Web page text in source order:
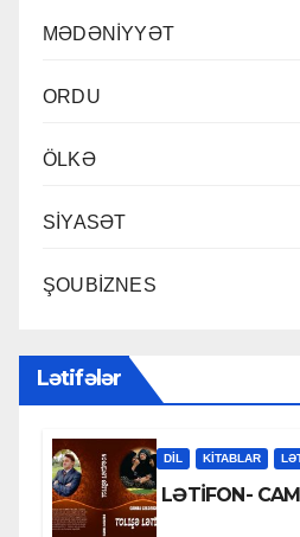
MƏDƏNİYYƏT
ORDU
ÖLKƏ
SİYASƏT
ŞOUBİZNES
Lətifələr
DİL KİTABLAR
LƏTİFON-